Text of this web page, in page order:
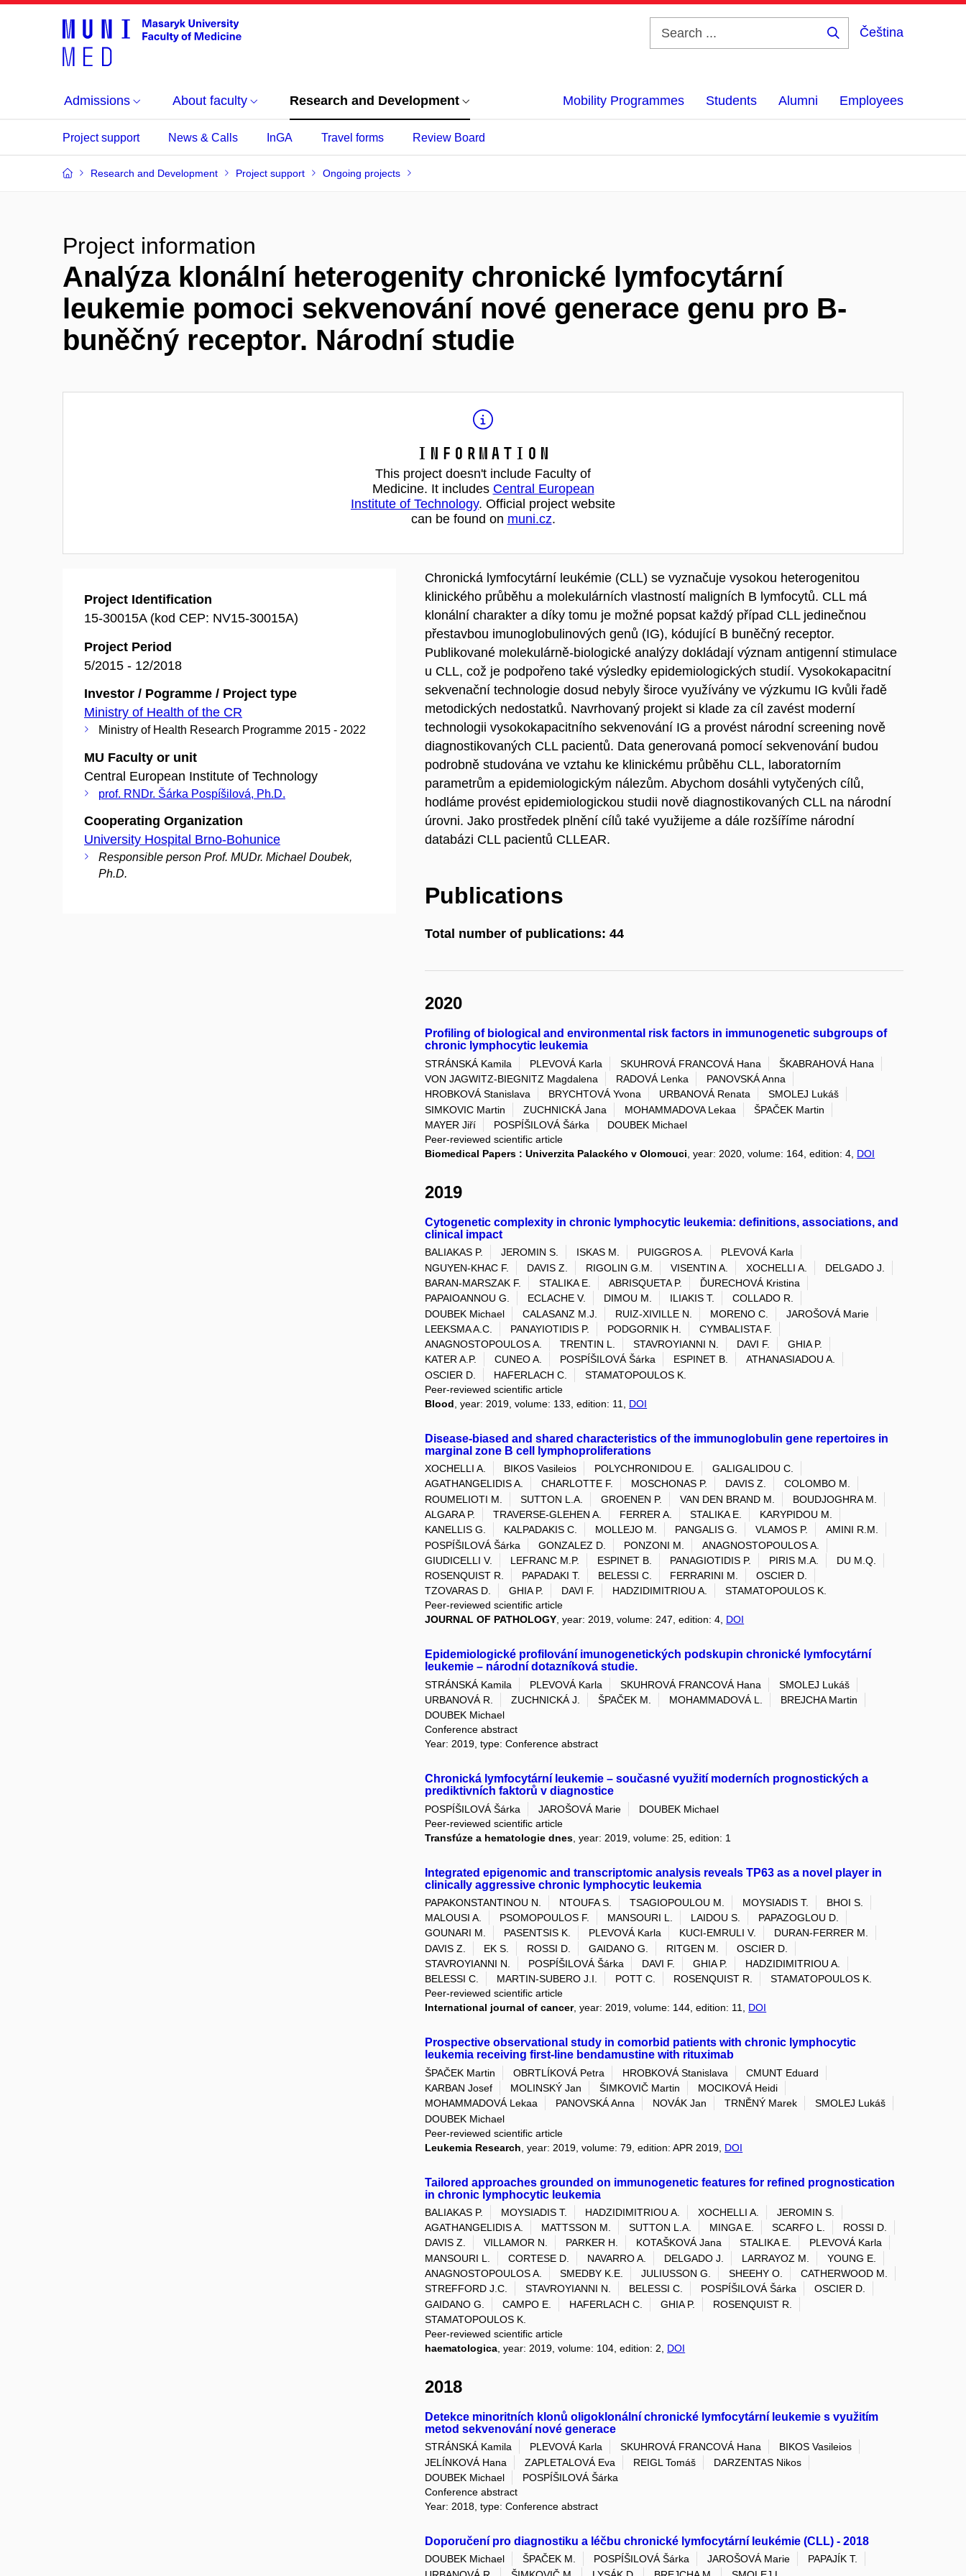
Čeština
Admissions About faculty Research and Development Mobility Programmes Students Alumni Employees
Project support News & Calls InGA Travel forms Review Board
Research and Development Project support Ongoing projects
Project information
Analýza klonální heterogenity chronické lymfocytární
leukemie pomoci sekvenování nové generace genu pro B-
buněčný receptor. Národní studie
Information
This project doesn't include Faculty of
Medicine. It includes Central European
Institute of Technology. Official project website
can be found on muni.cz.
Project Identification
15-30015A (kod CEP: NV15-30015A)
Project Period
5/2015 - 12/2018
Investor / Pogramme / Project type
Ministry of Health of the CR
Ministry of Health Research Programme 2015 - 2022
MU Faculty or unit
Central European Institute of Technology
prof. RNDr. Šárka Pospíšilová, Ph.D.
Cooperating Organization
University Hospital Brno-Bohunice
Responsible person Prof. MUDr. Michael Doubek,
Ph.D.
Chronická lymfocytární leukémie (CLL) se vyznačuje vysokou heterogenitou
klinického průběhu a molekulárních vlastností maligních B lymfocytů. CLL má
klonální charakter a díky tomu je možné popsat každý případ CLL jedinečnou
přestavbou imunoglobulinových genů (IG), kódující B buněčný receptor.
Publikované molekulárně-biologické analýzy dokládají význam antigenní stimulace
u CLL, což je podpořeno také výsledky epidemiologických studií. Vysokokapacitní
sekvenační technologie dosud nebyly široce využívány ve výzkumu IG kvůli řadě
metodických nedostatků. Navrhovaný projekt si klade za cíl zavést moderní
technologii vysokokapacitního sekvenování IG a provést národní screening nově
diagnostikovaných CLL pacientů. Data generovaná pomocí sekvenování budou
podrobně studována ve vztahu ke klinickému průběhu CLL, laboratorním
parametrům a epidemiologickým nálezům. Abychom dosáhli vytyčených cílů,
hodláme provést epidemiologickou studii nově diagnostikovaných CLL na národní
úrovni. Jako prostředek plnění cílů také využijeme a dále rozšíříme národní
databázi CLL pacientů CLLEAR.
Publications
Total number of publications: 44
2020
Profiling of biological and environmental risk factors in immunogenetic subgroups of
chronic lymphocytic leukemia
STRÁNSKÁ Kamila PLEVOVÁ Karla SKUHROVÁ FRANCOVÁ Hana
ŠKABRAHOVÁ Hana
VON JAGWITZ-BIEGNITZ Magdalena
RADOVÁ Lenka
PANOVSKÁ Anna
HROBKOVÁ Stanislava
BRYCHTOVÁ Yvona URBANOVÁ Renata
SMOLEJ Lukáš
SIMKOVIC Martin
ZUCHNICKÁ Jana MOHAMMADOVA Lekaa
ŠPAČEK Martin
MAYER Jiří
POSPÍŠILOVÁ Šárka
DOUBEK Michael
Peer-reviewed scientific article
Biomedical Papers : Univerzita Palackého v Olomouci , year: 2020, volume: 164, edition: 4, DOI
2019
Cytogenetic complexity in chronic lymphocytic leukemia: definitions, associations, and
clinical impact
BALIAKAS P. JEROMIN S. ISKAS M. PUIGGROS A.
PLEVOVÁ Karla
NGUYEN-KHAC F.
DAVIS Z. RIGOLIN G.M. VISENTIN A. XOCHELLI A.
DELGADO J.
BARAN-MARSZAK F.
STALIKA E. ABRISQUETA P.
ĎURECHOVÁ Kristina
PAPAIOANNOU G.
ECLACHE V. DIMOU M. ILIAKIS T.
COLLADO R.
DOUBEK Michael
CALASANZ M.J. RUIZ-XIVILLE N. MORENO C.
JAROŠOVÁ Marie
LEEKSMA A.C.
PANAYIOTIDIS P. PODGORNIK H.
CYMBALISTA F.
ANAGNOSTOPOULOS A.
TRENTIN L. STAVROYIANNI N. DAVI F.
GHIA P.
KATER A.P.
CUNEO A. POSPÍŠILOVÁ Šárka ESPINET B.
ATHANASIADOU A.
OSCIER D.
HAFERLACH C.
STAMATOPOULOS K.
Peer-reviewed scientific article
Blood , year: 2019, volume: 133, edition: 11, DOI
Disease-biased and shared characteristics of the immunoglobulin gene repertoires in
marginal zone B cell lymphoproliferations
XOCHELLI A. BIKOS Vasileios POLYCHRONIDOU E.
GALIGALIDOU C.
AGATHANGELIDIS A.
CHARLOTTE F. MOSCHONAS P. DAVIS Z.
COLOMBO M.
ROUMELIOTI M.
SUTTON L.A. GROENEN P. VAN DEN BRAND M.
BOUDJOGHRA M.
ALGARA P.
TRAVERSE-GLEHEN A. FERRER A. STALIKA E.
KARYPIDOU M.
KANELLIS G.
KALPADAKIS C. MOLLEJO M. PANGALIS G. VLAMOS P.
AMINI R.M.
POSPÍŠILOVÁ Šárka
GONZALEZ D. PONZONI M.
ANAGNOSTOPOULOS A.
GIUDICELLI V.
LEFRANC M.P. ESPINET B. PANAGIOTIDIS P. PIRIS M.A.
DU M.Q.
ROSENQUIST R.
PAPADAKI T. BELESSI C. FERRARINI M.
OSCIER D.
TZOVARAS D.
GHIA P. DAVI F. HADZIDIMITRIOU A.
STAMATOPOULOS K.
Peer-reviewed scientific article
JOURNAL OF PATHOLOGY, year: 2019, volume: 247, edition: 4, DOI
Epidemiologické profilování imunogenetických podskupin chronické lymfocytární
leukemie – národní dotazníková studie.
STRÁNSKÁ Kamila PLEVOVÁ Karla SKUHROVÁ FRANCOVÁ Hana
SMOLEJ Lukáš
URBANOVÁ R.
ZUCHNICKÁ J. ŠPAČEK M. MOHAMMADOVÁ L.
BREJCHA Martin
DOUBEK Michael
Conference abstract
Year: 2019, type: Conference abstract
Chronická lymfocytární leukemie – současné využití moderních prognostických a
prediktivních faktorů v diagnostice
POSPÍŠILOVÁ Šárka JAROŠOVÁ Marie
DOUBEK Michael
Peer-reviewed scientific article
Transfúze a hematologie dnes , year: 2019, volume: 25, edition: 1
Integrated epigenomic and transcriptomic analysis reveals TP63 as a novel player in
clinically aggressive chronic lymphocytic leukemia
PAPAKONSTANTINOU N. NTOUFA S. TSAGIOPOULOU M. MOYSIADIS T.
BHOI S.
MALOUSI A.
PSOMOPOULOS F. MANSOURI L. LAIDOU S.
PAPAZOGLOU D.
GOUNARI M.
PASENTSIS K. PLEVOVÁ Karla KUCI-EMRULI V.
DURAN-FERRER M.
DAVIS Z.
EK S. ROSSI D. GAIDANO G. RITGEN M.
OSCIER D.
STAVROYIANNI N.
POSPÍŠILOVÁ Šárka DAVI F. GHIA P.
HADZIDIMITRIOU A.
BELESSI C.
MARTIN-SUBERO J.I. POTT C. ROSENQUIST R.
STAMATOPOULOS K.
Peer-reviewed scientific article
International journal of cancer, year: 2019, volume: 144, edition: 11, DOI
Prospective observational study in comorbid patients with chronic lymphocytic
leukemia receiving first-line bendamustine with rituximab
ŠPAČEK Martin OBRTLÍKOVÁ Petra HROBKOVÁ Stanislava
CMUNT Eduard
KARBAN Josef
MOLINSKÝ Jan ŠIMKOVIČ Martin
MOCIKOVÁ Heidi
MOHAMMADOVÁ Lekaa
PANOVSKÁ Anna NOVÁK Jan TRNĚNÝ Marek
SMOLEJ Lukáš
DOUBEK Michael
Peer-reviewed scientific article
Leukemia Research , year: 2019, volume: 79, edition: APR 2019, DOI
Tailored approaches grounded on immunogenetic features for refined prognostication
in chronic lymphocytic leukemia
BALIAKAS P. MOYSIADIS T. HADZIDIMITRIOU A. XOCHELLI A.
JEROMIN S.
AGATHANGELIDIS A.
MATTSSON M. SUTTON L.A. MINGA E. SCARFO L.
ROSSI D.
DAVIS Z.
VILLAMOR N. PARKER H. KOTAŠKOVÁ Jana STALIKA E.
PLEVOVÁ Karla
MANSOURI L.
CORTESE D. NAVARRO A. DELGADO J. LARRAYOZ M.
YOUNG E.
ANAGNOSTOPOULOS A.
SMEDBY K.E. JULIUSSON G. SHEEHY O.
CATHERWOOD M.
STREFFORD J.C.
STAVROYIANNI N. BELESSI C. POSPÍŠILOVÁ Šárka
OSCIER D.
GAIDANO G.
CAMPO E. HAFERLACH C. GHIA P.
ROSENQUIST R.
STAMATOPOULOS K.
Peer-reviewed scientific article
haematologica , year: 2019, volume: 104, edition: 2, DOI
2018
Detekce minoritních klonů oligoklonální chronické lymfocytární leukemie s využitím
metod sekvenování nové generace
STRÁNSKÁ Kamila PLEVOVÁ Karla SKUHROVÁ FRANCOVÁ Hana
BIKOS Vasileios
JELÍNKOVÁ Hana
ZAPLETALOVÁ Eva REIGL Tomáš
DARZENTAS Nikos
DOUBEK Michael
POSPÍŠILOVÁ Šárka
Conference abstract
Year: 2018, type: Conference abstract
Doporučení pro diagnostiku a léčbu chronické lymfocytární leukémie (CLL) - 2018
DOUBEK Michael ŠPAČEK M. POSPÍŠILOVÁ Šárka JAROŠOVÁ Marie
PAPAJÍK T.